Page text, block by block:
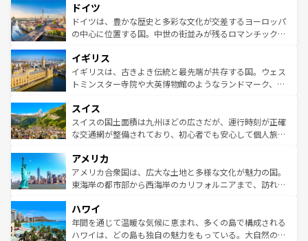
の城塞都市、穏やかなビーチリゾートまで多彩な表情を見
せる。地方によって風土や気候が異なるスペインはその個
性で訪れる人を魅了する。 なお、新着のスペイン情報はコ
で、幅広い魅力が詰まっている。華麗な宮殿、歴史的な大
聖堂、美しいビーチ、そして豊かな自然が、訪れる者を心
から魅了する。また、フランスは美食の国としても知ら
いる。シャンパンの発祥地であるランス、プロヴァンスの
香り高いラベンダー畑など、多彩な楽しみ方が可能だ。さ
らに、パリ以外の地域にも魅力が溢れており、どの街角に
れる地方に足を運ぶとそれぞれで全く異なる文化を体験で
きるだろう。 なお、新着のフランス情報はコンテンツ一覧
を参照してほしい。
ドイツ
ドイツは、豊かな歴史と多彩な文化が交差するヨーロッパ
の中心に位置する国。中世の街並みが残るロマンチック街
顔を持つこの国は、どこを歩いても飽きることがない。ベ
ルリンの文化的活気、バイエルン州のアルプスの絶景、そ
してライン川沿いのワイン畑といった風景は必見。ビール
は、お酒好きな人にはぜひ体験してほしい。 なお、新着の
ドイツ情報はコンテンツ一覧を参照してほしい。
イギリス
イギリスは、古きよき伝統と最先端が共存する国。ウェス
トミンスター寺院や大英博物館のようなランドマーク、歴
リアごとに異なる魅力がある。また、優雅なアフタヌーン
ティー、ビール好きにはたまらない英国パブ、サッカー観
戦など、本場だからこそできる体験も豊富。イギリスを旅
ンツ一覧を参照してほしい。
スイス
スイスの国土面積は九州ほどの広さだが、運行時刻が正確
な交通網が整備されており、初心者でも安心して個人旅行
の建物がそのまま残る町や、スイスならではのユニークな
博物館もあり、アルプス観光だけでなく町歩きも満喫する
ことができる。国民の所得が高いため物価も高いが、旅行
ば市内交通費無料で観光を楽しむこともできる。 なお、新
着のスイス情報はコンテンツ一覧 を参照してほしい。
アメリカ
アメリカ合衆国は、広大な土地と多様な文化が魅力の国。
東海岸の都市部から西海岸のカリフォルニアまで、訪れる
のような巨大都市は、観光、ショッピング、エンターテイ
ンメントが詰まった刺激的なスポットだ。一方、アメリカ
西部には大自然が広がり、グランドキャニオンやイエロー
ハワイ
年間を通じて温暖な気候に恵まれ、多くの島で構成される
ハワイは、どの島も独自の魅力をもっている。大自然の神